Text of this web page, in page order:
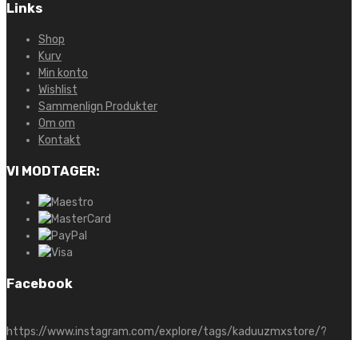
Links
Shop
Kurv
Min konto
Wishlist
Sammenlign Produkter
Om om
Kontakt
VI MODTAGER:
Facebook
https://www.instagram.com/explore/tags/kaduuzmxstore/?